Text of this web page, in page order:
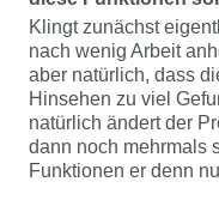
Klingt zunächst
nach wenig Arbeit
aber natürlich, dass
Hinsehen zu viel
natürlich ändert der
dann noch mehrmals
Funktionen er denn